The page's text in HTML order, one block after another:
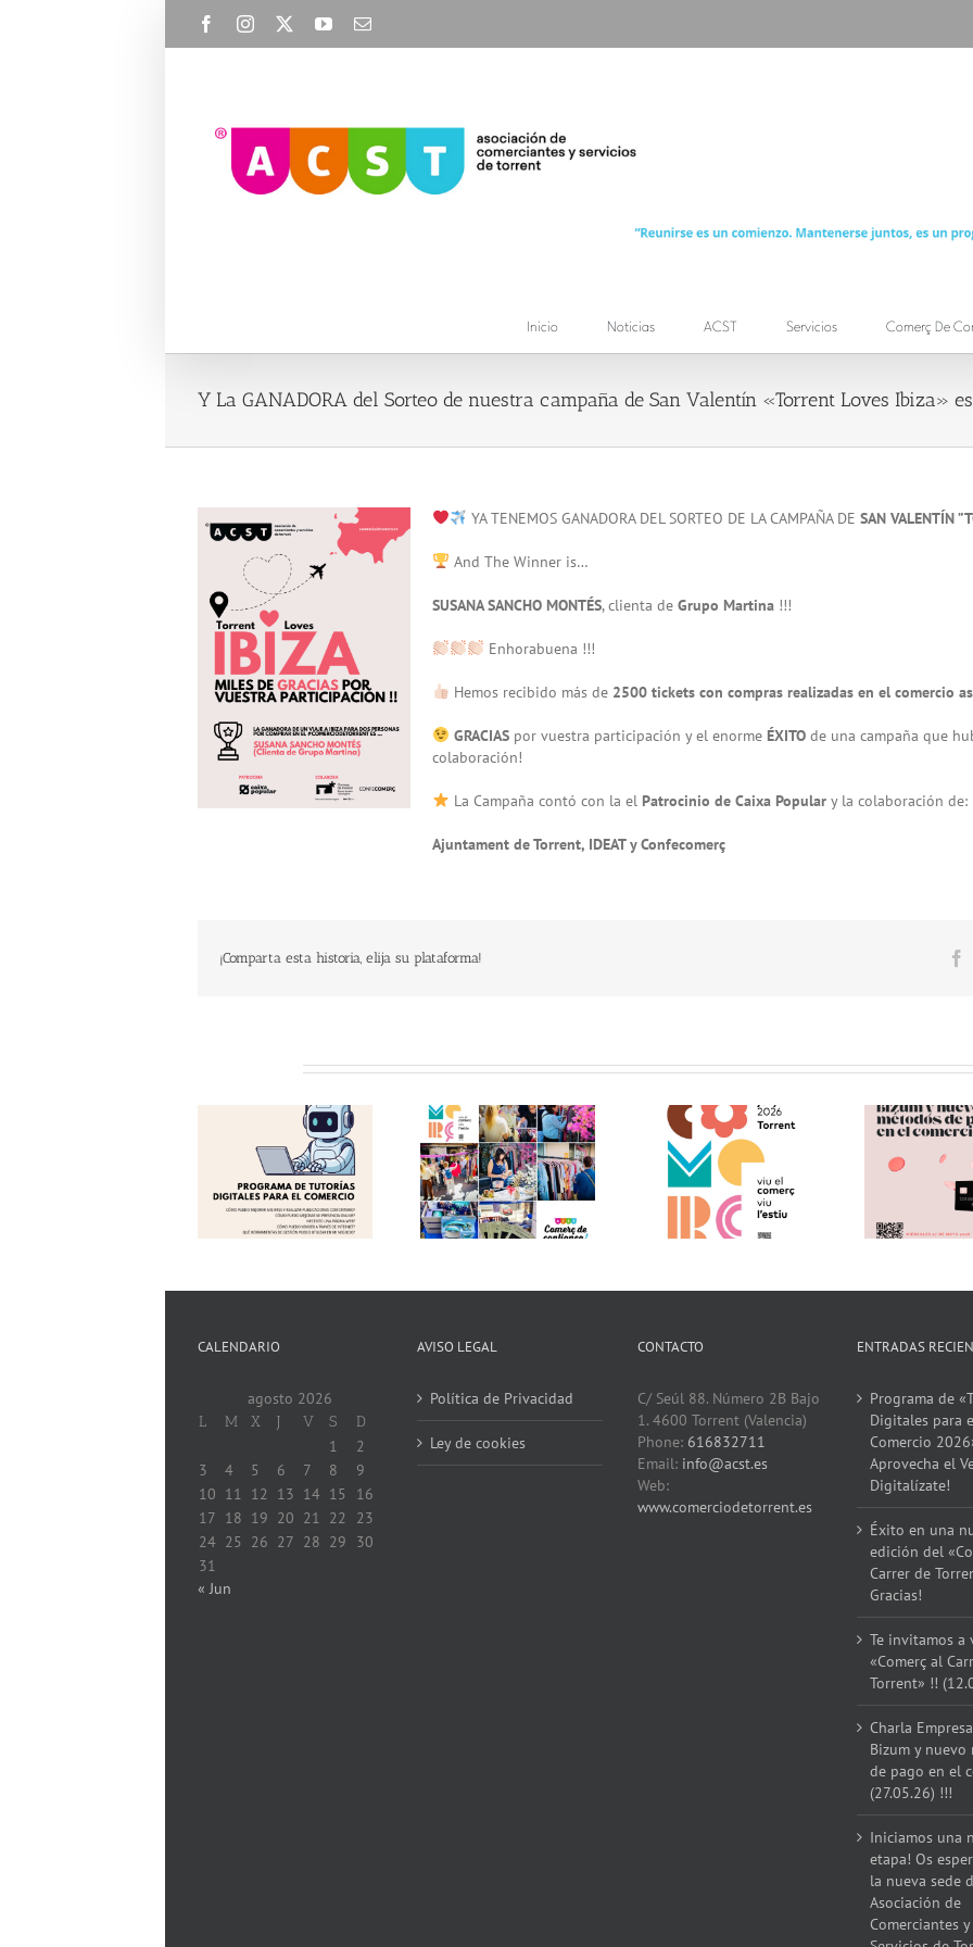
FacebookInstagram YouTubeEmail
Inicio Noticias ACST Servicios Comerç De
Y La GANADORA del Sorteo de nuestra campaña de San Valentín «Torrent Loves Ibiza»
Larger
YA TENEMOS GANADORA DEL SORTEO DE LA CAMPAÑA DE SAN VALENTÍN
And The Winner is…
SUSANA SANCHO MONTÉS, clienta de Grupo Martina !!!
Enhorabuena !!!
Hemos recibido más de 2500 tickets con compras realizadas en el comercio
GRACIASpor vuestra participación y el enorme ÉXITOde una campaña que
colaboración!
La Campaña contó con la el Patrocinio de Caixa Populary la colaboración de:
Ajuntament de Torrent, IDEAT y Confecomerç
¡Comparta esta historia, elija su plataforma!
Éxito en una nueva
edición del «Comerç
al Carrer de
Torrent»! Gracias!
Te invitamos a visitar
el «Comerç al Carrer
de Torrent» !!
(12.06.26) !!
Charla Empresarial:
Bizum y nuevo
métodos de pago en
el comercio (27.05.26)
!!!
en la
CALENDARIO
agosto 2026
L M X J V S D
1
2
3
4 5 6 7 8
9
10 11 12 13 14 15
16
17 18 19 20 21 22
23
24 25 26 27 28 29
30
31
« Jun
AVISO LEGAL
Política de Privacidad
Ley de cookies
CONTACTO
C/ Seúl 88. Número 2B Bajo
1. 4600 Torrent (Valencia)
Phone: 616832711
Email: info@acst.es
Web:
www.comerciodetorrent.es
ENTRADAS
Programa de
Digitales para
Comercio
Aprovecha el
Digitalízate!
Éxito en una
edición del
Carrer de
Gracias!
Te invitamos a
«Comerç al
Torrent» !!
Charla
Bizum y nuevo
de pago en el
(27.05.26) !!!
Iniciamos una
etapa! Os
la nueva sede
Asociación de
Comerciantes y